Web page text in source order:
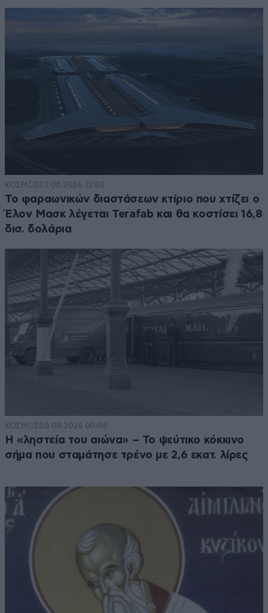
ΚΟΣΜΟΣ07·08·2026 23:03
Το φαραωνικών διαστάσεων κτίριο που χτίζει ο
Έλον Μασκ λέγεται Terafab και θα κοστίσει 16,8
δισ. δολάρια
ΚΟΣΜΟΣ08·08·2026 00:08
Η «ληστεία του αιώνα» – Το ψεύτικο κόκκινο
σήμα που σταμάτησε τρένο με 2,6 εκατ. λίρες